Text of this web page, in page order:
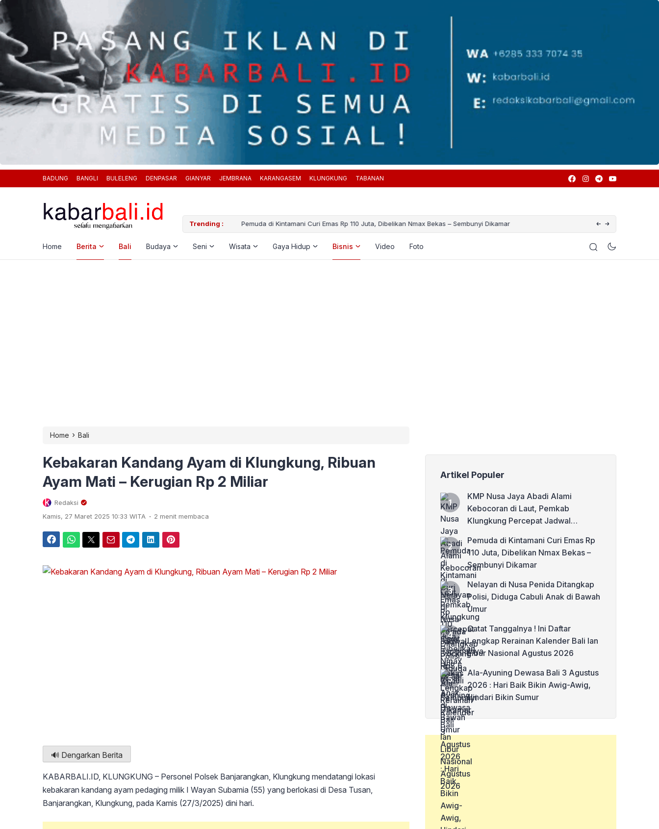
BADUNG BANGLI BULELENG DENPASAR GIANYAR JEMBRANA KARANGASEM KLUNGKUNG TABANAN
Trending :
Pemkab Klungkung Percepat Jadwal Docking Rp3,6 Miliar Pemuda di Kintamani Curi Emas Rp 110 Juta, Dibelikan Nmax Bekas – Sembunyi Dikamar Nelayan di Nusa
Home Berita Bali Budaya Seni Wisata Gaya Hidup Bisnis Video Foto
Home › Bali
Kebakaran Kandang Ayam di Klungkung, Ribuan
Ayam Mati – Kerugian Rp 2 Miliar
Redaksi
Kamis, 27 Maret 2025 10:33 WITA . 2 menit membaca
🔊 Dengarkan Berita
KABARBALI.ID, KLUNGKUNG – Personel Polsek Banjarangkan, Klungkung mendatangi lokasi
kebakaran kandang ayam pedaging milik I Wayan Subamia (55) yang berlokasi di Desa Tusan,
Banjarangkan, Klungkung, pada Kamis (27/3/2025) dini hari.
Artikel Populer
KMP Nusa Jaya Abadi Alami
Kebocoran di Laut, Pemkab
Klungkung Percepat Jadwal
Pemuda di Kintamani Curi Emas Rp
110 Juta, Dibelikan Nmax Bekas –
Sembunyi Dikamar
Nelayan di Nusa Penida Ditangkap
Polisi, Diduga Cabuli Anak di Bawah
Umur
Catat Tanggalnya ! Ini Daftar
Lengkap Rerainan Kalender Bali lan
Libur Nasional Agustus 2026
Ala-Ayuning Dewasa Bali 3 Agustus
2026 : Hari Baik Bikin Awig-Awig,
Hindari Bikin Sumur